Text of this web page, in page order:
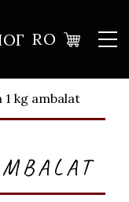
RO
1 kg ambalat